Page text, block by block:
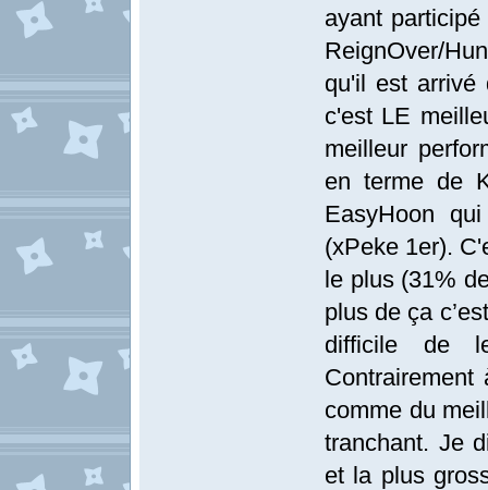
ayant
ReignOver/
qu'il est arrivé
c'est LE
meilleur
en terme de
EasyHoon
(xPeke 1er).
le plus (31%
plus de ça
difficile de
comme du
tranchant. Je
et la plus